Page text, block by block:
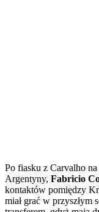
Po fiasku z Carvalho
Argentyny, Fabricio
kontaktów pomiędzy
miał grać w przyszłym